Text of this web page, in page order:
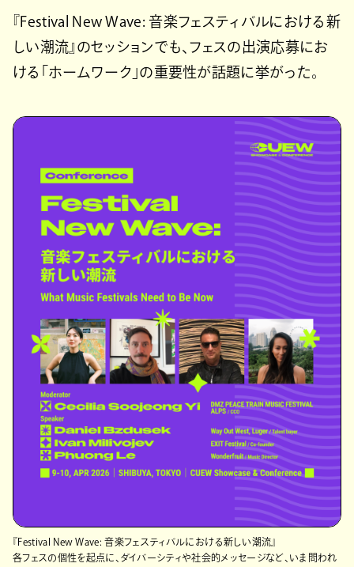
『Festival New Wave: 音楽フェスティバルにおける新
しい潮流』のセッションでも、フェスの出演応募にお
ける「ホームワーク」の重要性が話題に挙がった。
『Festival New Wave: 音楽フェスティバルにおける新しい潮流』
各フェスの個性を起点に、ダイバーシティや社会的メッセージなど、いま問われ